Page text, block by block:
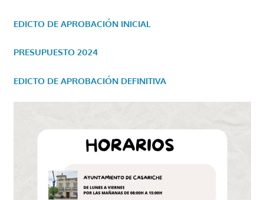
EDICTO DE APROBACIÓN INICIAL
PRESUPUESTO 2024
EDICTO DE APROBACIÓN DEFINITIVA